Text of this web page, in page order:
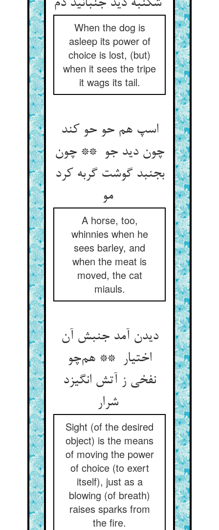
شکنبه دید جنبانید دم
When the dog is
asleep its power of
choice is lost, (but)
when it sees the tripe
it wags its tail.
اسپ هم حو حو کند
چون دید جو ** چون
بجنبد گوشت گربه کرد
مو
A horse, too,
whinnies when he
sees barley, and
when the meat is
moved, the cat
miauls.
دیدن آمد جنبش آن
اختیار ** هم‌چو
نفخی ز آتش انگیزد
شرار
Sight (of the desired
object) is the means
of moving the power
of choice (to exert
itself), just as a
blowing (of breath)
raises sparks from
the fire.